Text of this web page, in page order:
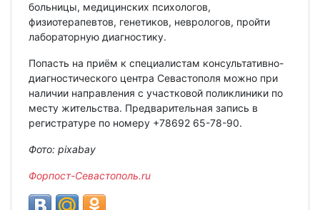
больницы, медицинских психологов,
физиотерапевтов, генетиков, неврологов, пройти
лабораторную диагностику.
Попасть на приём к специалистам консультативно-
диагностического центра Севастополя можно при
наличии направления с участковой поликлиники по
месту жительства. Предварительная запись в
регистратуре по номеру +78692 65-78-90.
Фото: pixabay
Форпост-Севастополь.ru